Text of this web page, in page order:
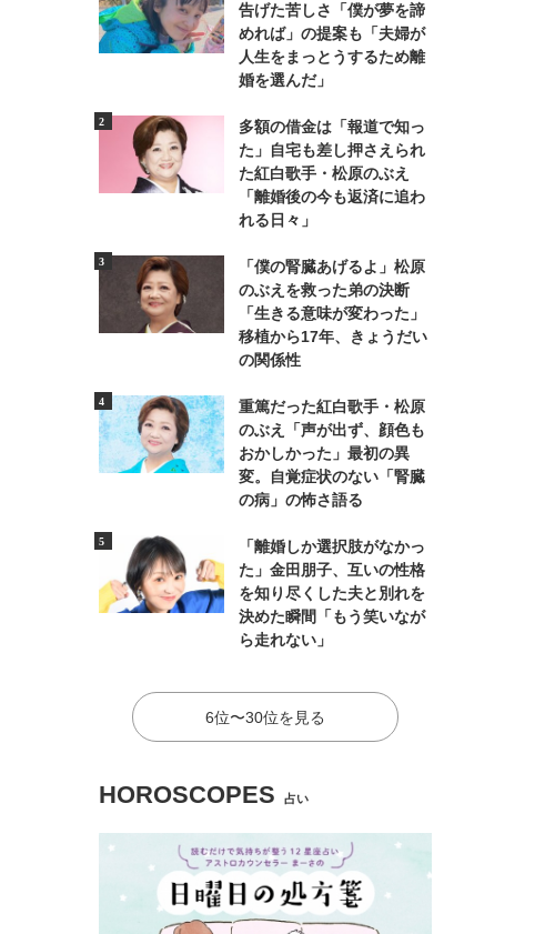
告げた苦しさ「僕が夢を諦
めれば」の提案も「夫婦が
人生をまっとうするため離
婚を選んだ」
多額の借金は「報道で知っ
た」自宅も差し押さえられ
た紅白歌手・松原のぶえ
「離婚後の今も返済に追わ
れる日々」
「僕の腎臓あげるよ」松原
のぶえを救った弟の決断
「生きる意味が変わった」
移植から17年、きょうだい
の関係性
重篤だった紅白歌手・松原
のぶえ「声が出ず、顔色も
おかしかった」最初の異
変。自覚症状のない「腎臓
の病」の怖さ語る
「離婚しか選択肢がなかっ
た」金田朋子、互いの性格
を知り尽くした夫と別れを
決めた瞬間「もう笑いなが
ら走れない」
6位〜30位を見る
HOROSCOPES 占い